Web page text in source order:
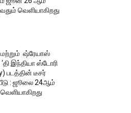
வெளியாகிறது
ஷ்ரேயாஸ்
இந்தியா ஸ்டோரி
படத்தின் டீசர்
: ஜூலை 24ஆம்